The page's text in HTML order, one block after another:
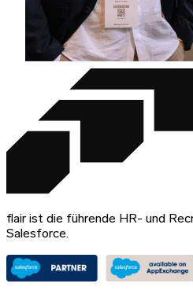
flair ist die führende HR- und
Salesforce.